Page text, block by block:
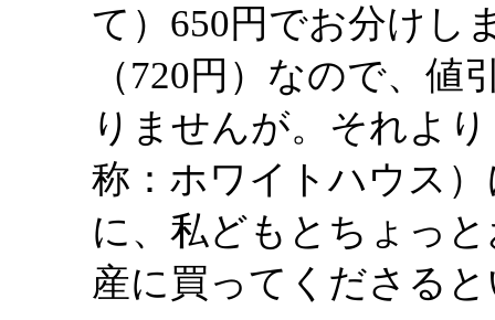
て）650円でお分けし
（720円）なので、
りませんが。それよ
称：ホワイトハウス
に、私どもとちょっ
産に買ってくださる